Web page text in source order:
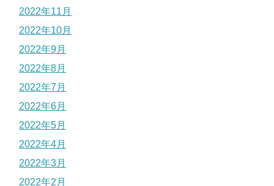
2022年11月
2022年10月
2022年9月
2022年8月
2022年7月
2022年6月
2022年5月
2022年4月
2022年3月
2022年2月